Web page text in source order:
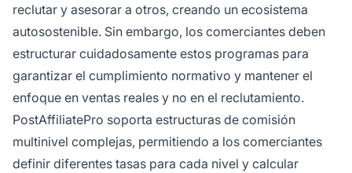
reclutar y asesorar a otros, creando un ecosistema
autosostenible. Sin embargo, los comerciantes deben
estructurar cuidadosamente estos programas para
garantizar el cumplimiento normativo y mantener el
enfoque en ventas reales y no en el reclutamiento.
PostAffiliatePro soporta estructuras de comisión
multinivel complejas, permitiendo a los comerciantes
definir diferentes tasas para cada nivel y calcular